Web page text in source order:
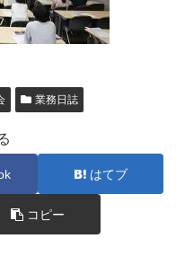
業務日誌
はてブ
コピー